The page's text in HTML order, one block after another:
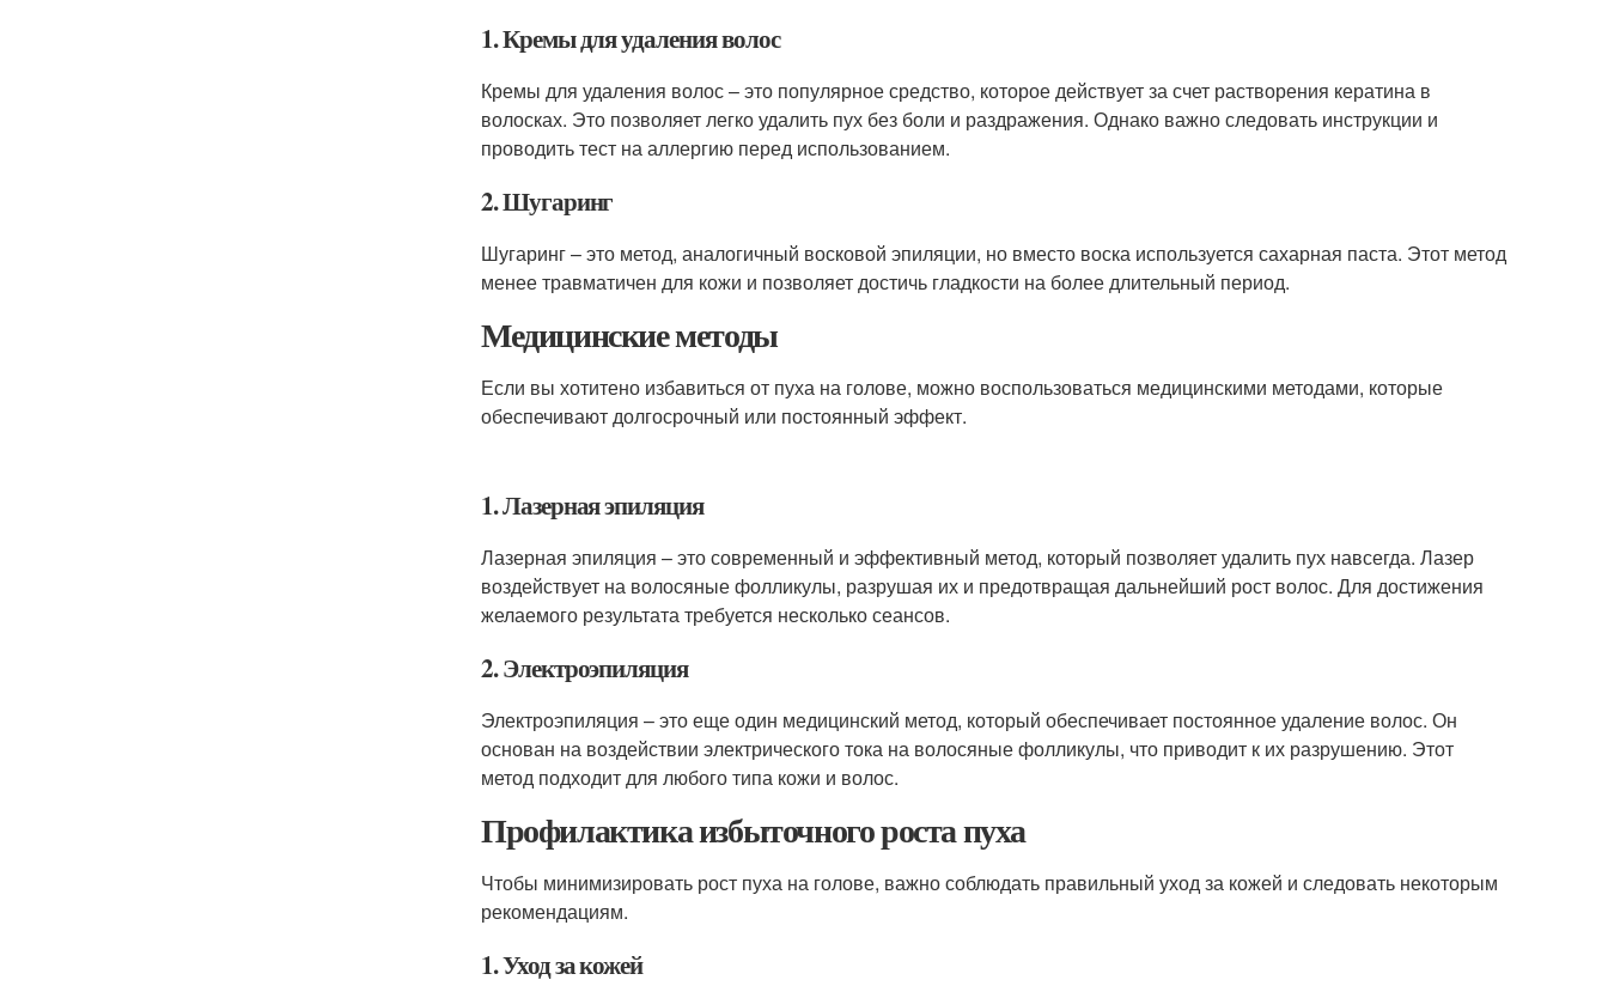
1. Кремы для удаления волос
Кремы для удаления волос – это популярное средство, которое действует за счет растворения кератина в
волосках. Это позволяет легко удалить пух без боли и раздражения. Однако важно следовать инструкции и
проводить тест на аллергию перед использованием.
2. Шугаринг
Шугаринг – это метод, аналогичный восковой эпиляции, но вместо воска используется сахарная паста. Этот метод
менее травматичен для кожи и позволяет достичь гладкости на более длительный период.
Медицинские методы
Если вы хотитено избавиться от пуха на голове, можно воспользоваться медицинскими методами, которые
обеспечивают долгосрочный или постоянный эффект.
1. Лазерная эпиляция
Лазерная эпиляция – это современный и эффективный метод, который позволяет удалить пух навсегда. Лазер
воздействует на волосяные фолликулы, разрушая их и предотвращая дальнейший рост волос. Для достижения
желаемого результата требуется несколько сеансов.
2. Электроэпиляция
Электроэпиляция – это еще один медицинский метод, который обеспечивает постоянное удаление волос. Он
основан на воздействии электрического тока на волосяные фолликулы, что приводит к их разрушению. Этот
метод подходит для любого типа кожи и волос.
Профилактика избыточного роста пуха
Чтобы минимизировать рост пуха на голове, важно соблюдать правильный уход за кожей и следовать некоторым
рекомендациям.
1. Уход за кожей